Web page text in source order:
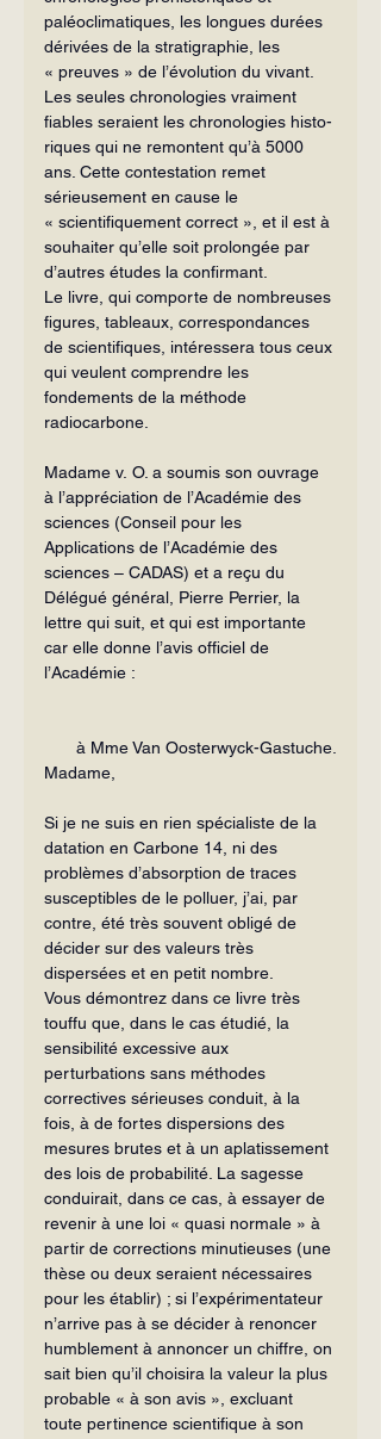
paléoclimatiques, les longues durées
dérivées de la stratigra­phie, les
« preuves » de l’évolution du vi­vant.
Les seules chronologies vraiment
fiables seraient les chronologies histo­
riques qui ne remontent qu’à 5000
ans. Cette contestation remet
sérieusement en cause le
« scientifiquement correct », et il est à
souhaiter qu’elle soit prolongée par
d’autres études la confirmant.
Le livre, qui comporte de nombreuses
figures, tableaux, correspondances
de scientifiques, intéressera tous ceux
qui veulent comprendre les
fondements de la méthode
radiocarbone.
Madame v. O. a soumis son ouvrage
à l’appréciation de l’Académie des
sciences (Conseil pour les
Applications de l’Aca­démie des
sciences – CADAS) et a reçu du
Délégué général, Pierre Perrier, la
lettre qui suit, et qui est importante
car elle donne l’avis officiel de
l’Académie :
à Mme Van Oosterwyck-Gastuche.
Madame,
Si je ne suis en rien spécialiste de la
datation en Carbone 14, ni des
problèmes d’absorption de traces
susceptibles de le polluer, j’ai, par
contre, été très souvent obligé de
décider sur des valeurs très
dispersées et en petit nombre.
Vous démontrez dans ce livre très
touffu que, dans le cas étudié, la
sensibilité excessive aux
perturbations sans méthodes
correctives sérieuses conduit, à la
fois, à de fortes dispersions des
mesures brutes et à un aplatissement
des lois de probabilité. La sagesse
conduirait, dans ce cas, à essayer de
revenir à une loi « quasi normale » à
partir de corrections minutieuses (une
thèse ou deux seraient nécessaires
pour les établir) ; si l’expérimentateur
n’arrive pas à se décider à renoncer
humblement à annoncer un chiffre, on
sait bien qu’il choisira la valeur la plus
probable « à son avis », excluant
toute pertinence scientifique à son